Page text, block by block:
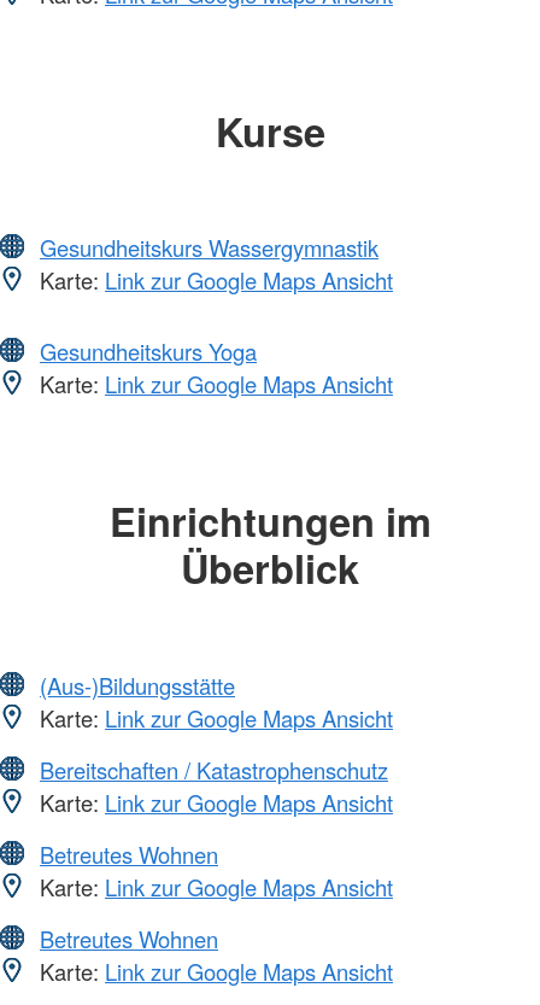
Kurse
Gesundheitskurs Wassergymnastik
Karte: Link zur Google Maps Ansicht
Gesundheitskurs Yoga
Karte: Link zur Google Maps Ansicht
Einrichtungen im
Überblick
(Aus-)Bildungsstätte
Karte: Link zur Google Maps Ansicht
Bereitschaften / Katastrophenschutz
Karte: Link zur Google Maps Ansicht
Betreutes Wohnen
Karte: Link zur Google Maps Ansicht
Betreutes Wohnen
Karte: Link zur Google Maps Ansicht